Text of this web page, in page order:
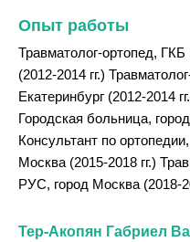
Опыт работы
Травматолог-ортопед,
(2012-2014 гг.)
Екатеринбург (2012-2014
Городская больница,
Консультант по
Москва (2015-2018 гг.)
РУС, город Москва (2018-
Тер-Акопян Габриел